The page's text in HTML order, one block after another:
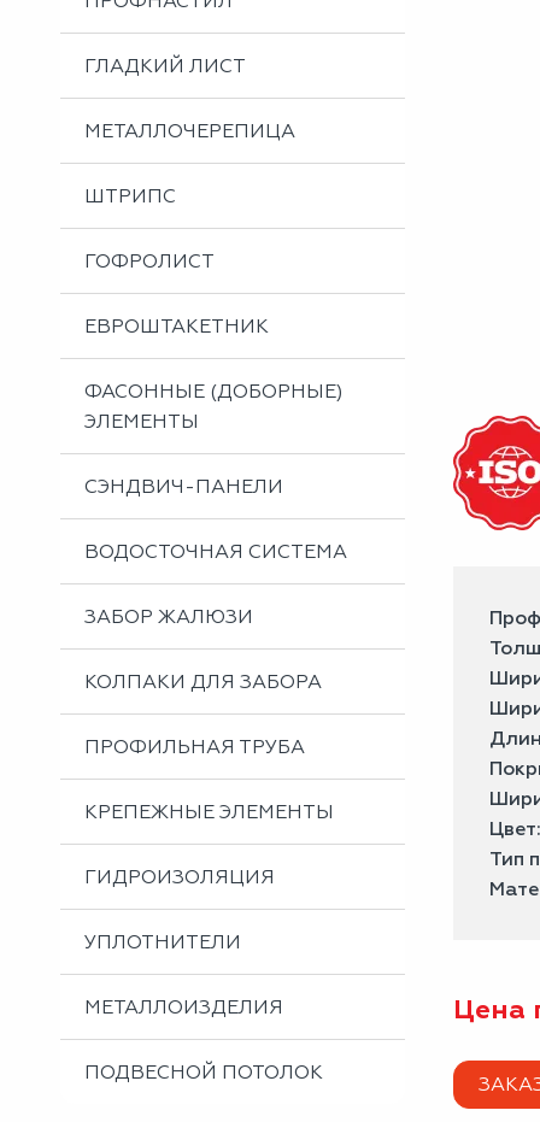
Металлоизделия
Проектирование вентилируемых фасадов
Вальцовка листового металла
ГЛАДКИЙ ЛИСТ
МЕТАЛЛОЧЕРЕПИЦА
ШТРИПС
ГОФРОЛИСТ
ЕВРОШТАКЕТНИК
ФАСОННЫЕ (ДОБОРНЫЕ)
ЭЛЕМЕНТЫ
СЭНДВИЧ-ПАНЕЛИ
ВОДОСТОЧНАЯ СИСТЕМА
ЗАБОР ЖАЛЮЗИ
КОЛПАКИ ДЛЯ ЗАБОРА
ПРОФИЛЬНАЯ ТРУБА
КРЕПЕЖНЫЕ ЭЛЕМЕНТЫ
ГИДРОИЗОЛЯЦИЯ
УПЛОТНИТЕЛИ
МЕТАЛЛОИЗДЕЛИЯ
ПОДВЕСНОЙ ПОТОЛОК
Тип
Цена